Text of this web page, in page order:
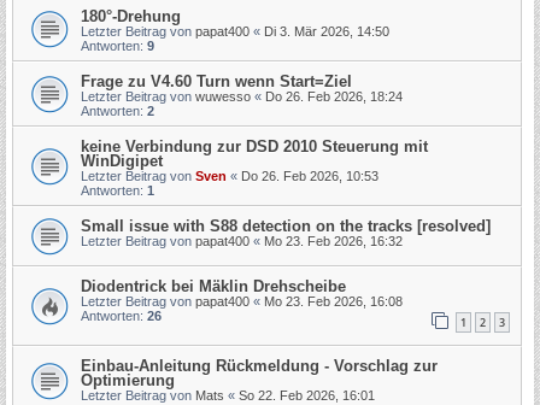
180°-Drehung
Letzter Beitrag von papat400 « Di 3. Mär 2026, 14:50
Antworten: 9
Frage zu V4.60 Turn wenn Start=Ziel
Letzter Beitrag von wuwesso « Do 26. Feb 2026, 18:24
Antworten: 2
keine Verbindung zur DSD 2010 Steuerung mit
WinDigipet
Letzter Beitrag von Sven « Do 26. Feb 2026, 10:53
Antworten: 1
Small issue with S88 detection on the tracks [resolved]
Letzter Beitrag von papat400 « Mo 23. Feb 2026, 16:32
Diodentrick bei Mäklin Drehscheibe
Letzter Beitrag von papat400 « Mo 23. Feb 2026, 16:08
Antworten: 26 1 2 3
Einbau-Anleitung Rückmeldung - Vorschlag zur
Optimierung
Letzter Beitrag von Mats « So 22. Feb 2026, 16:01